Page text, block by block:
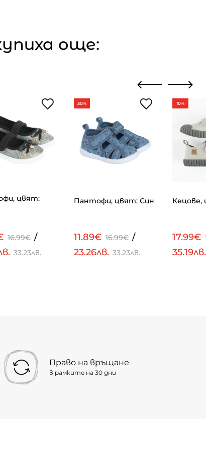
още:
цвят:
16.99€ /
33.23лв.
30%
Пантофи, цвят: Син
11.89€ 16.99€ /
23.26лв. 33.23лв.
10%
Кецове,
17.99€
Право на връщане
в рамките на 30 дни